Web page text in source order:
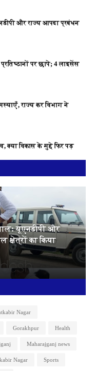
और राज्य आपदा प्रबंधन
प्रतिष्ठानों पर छापे; 4 लाइसेंस
राज्य कर विभाग ने
क्या विकास के मुद्दे फिर पड़
यूएनडीपी और
क्षेत्रों का किया
Nagar
Gorakhpur Health
Maharajganj news
Nagar Sports